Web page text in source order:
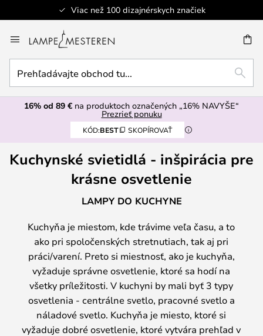
Bezpečná platba
to
Content
obchod
tu...
16% od 89 € na produktoch označených „16% NAVYŠE“
Prezrieť ponuku
KÓD:BEST SKOPÍROVAŤ
Kuchynské svietidlá - inšpirácia pre
krásne osvetlenie
LAMPY DO KUCHYNE
Kuchyňa je miestom, kde trávime veľa času, a to
ako pri spoločenských stretnutiach, tak aj pri
práci/varení. Preto si miestnosť, ako je kuchyňa,
vyžaduje správne osvetlenie, ktoré sa hodí na
všetky príležitosti. V kuchyni by mali byť 3 typy
osvetlenia - centrálne svetlo, pracovné svetlo a
náladové svetlo. Kuchyňa je miesto, ktoré si
vyžaduje dobré osvetlenie, ktoré vytvára prehľad v